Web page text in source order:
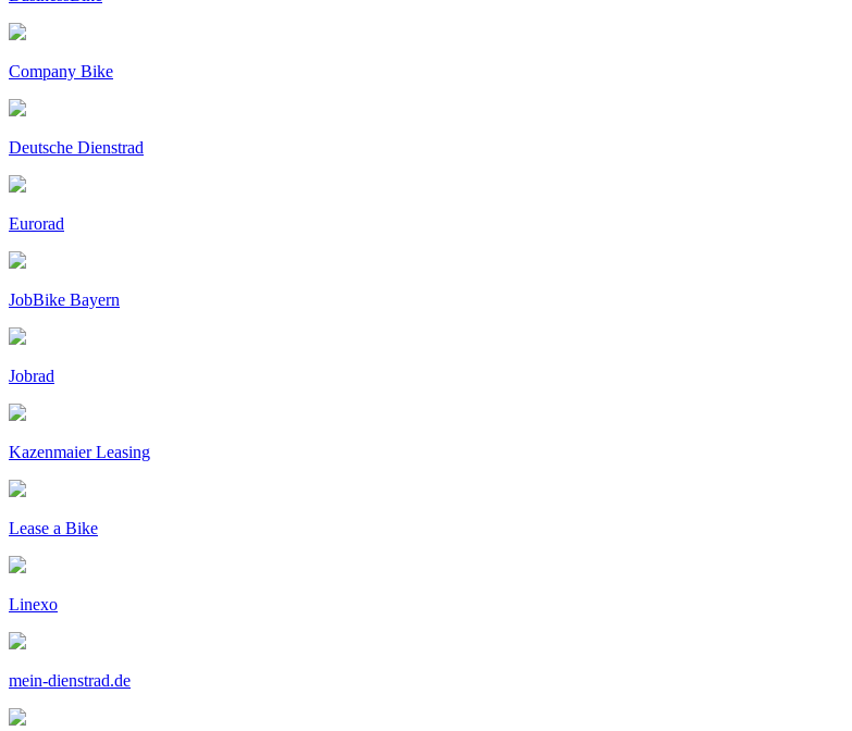
Company Bike
Deutsche Dienstrad
Eurorad
JobBike Bayern
Jobrad
Kazenmaier Leasing
Lease a Bike
Linexo
mein-dienstrad.de